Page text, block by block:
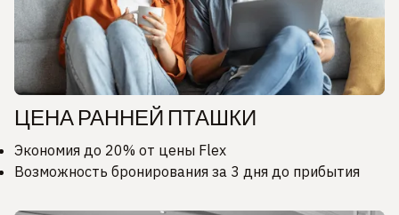
ЦЕНА РАННЕЙ ПТАШКИ
Экономия до 20% от цены Flex
Возможность бронирования за 3 дня до прибытия